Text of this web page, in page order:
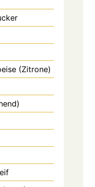
(Zitrone)